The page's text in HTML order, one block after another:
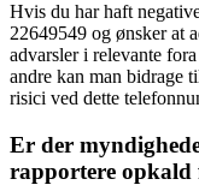
Hvis du har haft
22649549 og ønsker at
advarsler i relevante
andre kan man bidrage
risici ved dette
Er der
rapportere opkald